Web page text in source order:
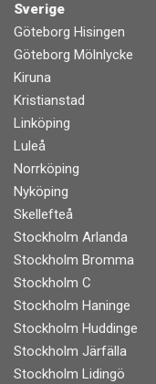
Sverige
Göteborg Hisingen
Göteborg Mölnlycke
Kiruna
Kristianstad
Linköping
Luleå
Norrköping
Nyköping
Skellefteå
Stockholm Arlanda
Stockholm Bromma
Stockholm C
Stockholm Haninge
Stockholm Huddinge
Stockholm Järfälla
Stockholm Lidingö